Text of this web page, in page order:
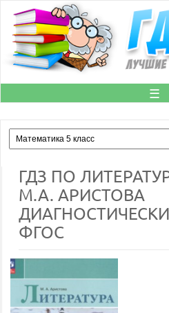
☰
ГДЗ ПО
М.А. АРИСТОВА
ФГОС